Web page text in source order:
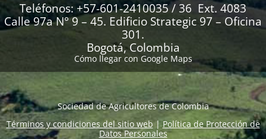
Teléfonos: +57-601-2410035 / 36 Ext. 4083
Calle 97a N° 9 – 45. Edificio Strategic 97 – Oficina
301.
Bogotá, Colombia
Cómo llegar con Google Maps
Sociedad de Agricultores de Colombia
Términos y condiciones del sitio web|Política de Protección de
Datos Personales